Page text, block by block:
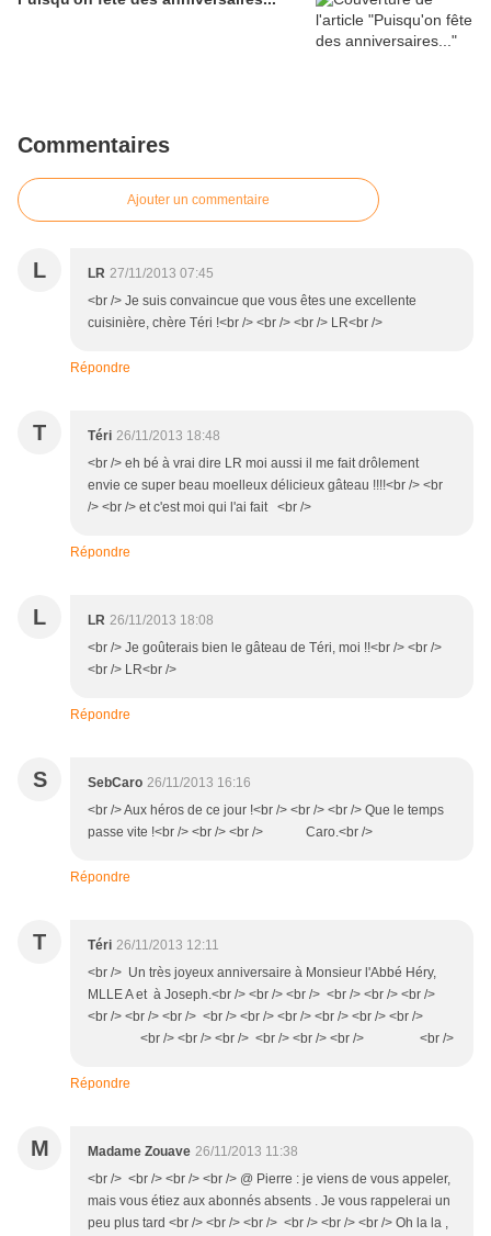
Commentaires
Ajouter un commentaire
L LR 27/11/2013 07:45
<br /> Je suis convaincue que vous êtes une excellente
cuisinière, chère Téri !<br /> <br /> <br /> LR<br />
Répondre
T Téri 26/11/2013 18:48
<br /> eh bé à vrai dire LR moi aussi il me fait drôlement
envie ce super beau moelleux délicieux gâteau !!!!<br /> <br
/> <br /> et c'est moi qui l'ai fait <br />
Répondre
L LR 26/11/2013 18:08
<br /> Je goûterais bien le gâteau de Téri, moi !!<br /> <br />
<br /> LR<br />
Répondre
S SebCaro 26/11/2013 16:16
<br /> Aux héros de ce jour !<br /> <br /> <br /> Que le temps
passe vite !<br /> <br /> <br /> Caro.<br />
Répondre
T Téri 26/11/2013 12:11
<br /> Un très joyeux anniversaire à Monsieur l'Abbé Héry,
MLLE A et à Joseph.<br /> <br /> <br /> <br /> <br /> <br />
<br /> <br /> <br /> <br /> <br /> <br /> <br /> <br /> <br />
<br /> <br /> <br /> <br /> <br /> <br /> <br />
Répondre
M Madame Zouave 26/11/2013 11:38
<br /> <br /> <br /> <br /> @ Pierre : je viens de vous appeler,
mais vous étiez aux abonnés absents . Je vous rappelerai un
peu plus tard <br /> <br /> <br /> <br /> <br /> <br /> Oh la la ,